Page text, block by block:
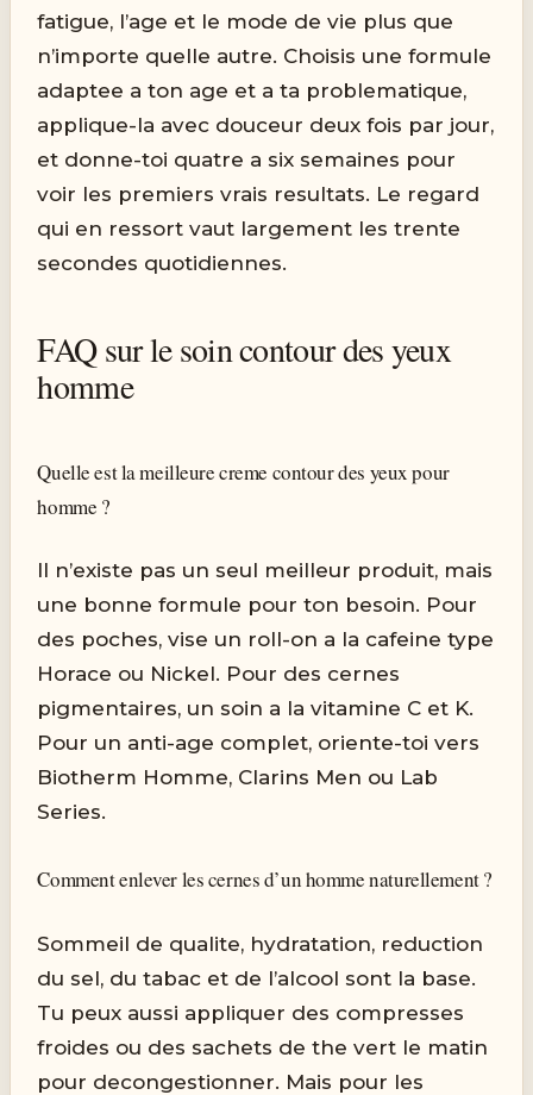
fatigue, l’age et le mode de vie plus que
n’importe quelle autre. Choisis une formule
adaptee a ton age et a ta problematique,
applique-la avec douceur deux fois par jour,
et donne-toi quatre a six semaines pour
voir les premiers vrais resultats. Le regard
qui en ressort vaut largement les trente
secondes quotidiennes.
FAQ sur le soin contour des yeux
homme
Quelle est la meilleure creme contour des yeux pour
homme ?
Il n’existe pas un seul meilleur produit, mais
une bonne formule pour ton besoin. Pour
des poches, vise un roll-on a la cafeine type
Horace ou Nickel. Pour des cernes
pigmentaires, un soin a la vitamine C et K.
Pour un anti-age complet, oriente-toi vers
Biotherm Homme, Clarins Men ou Lab
Series.
Comment enlever les cernes d’un homme naturellement ?
Sommeil de qualite, hydratation, reduction
du sel, du tabac et de l’alcool sont la base.
Tu peux aussi appliquer des compresses
froides ou des sachets de the vert le matin
pour decongestionner. Mais pour les